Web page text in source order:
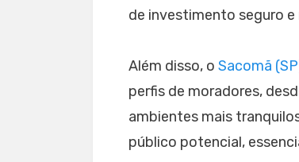
de investimento seguro e
Além disso, o Sacomã
perfis de moradores,
ambientes mais
público potencial,